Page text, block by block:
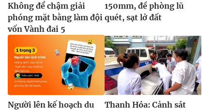
Không để chậm giải
phóng mặt bằng làm đội
vốn Vành đai 5
150mm, đề phòng lũ
quét, sạt lở đất
Người lên kế hoạch du
Thanh Hóa: Cảnh sát